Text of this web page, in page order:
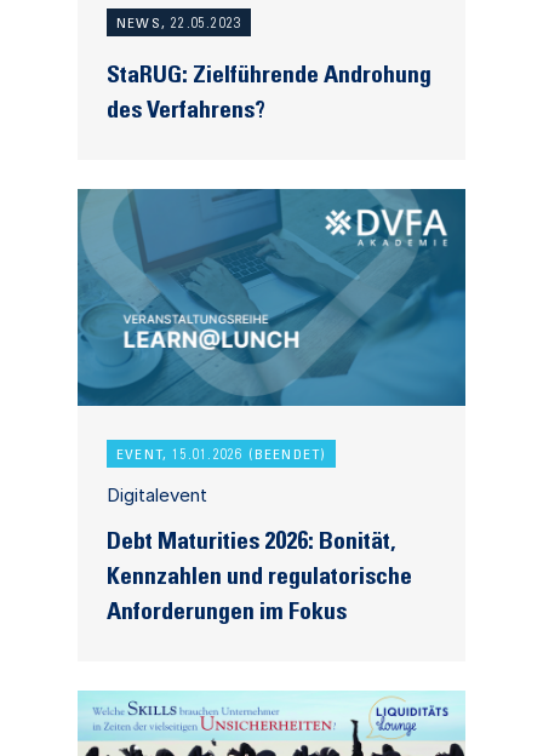
NEWS, 22.05.2023
StaRUG: Zielführende Androhung
des Verfahrens?
EVENT, 15.01.2026 (BEENDET)
Digitalevent
Debt Maturities 2026: Bonität,
Kennzahlen und regulatorische
Anforderungen im Fokus